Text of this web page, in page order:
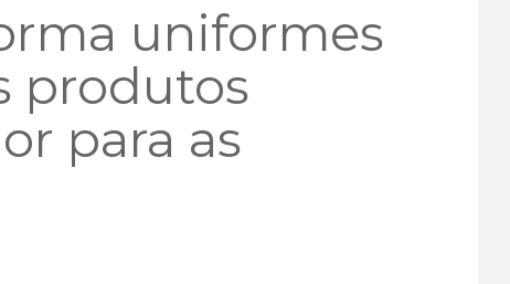
uniformes
produtos
para as